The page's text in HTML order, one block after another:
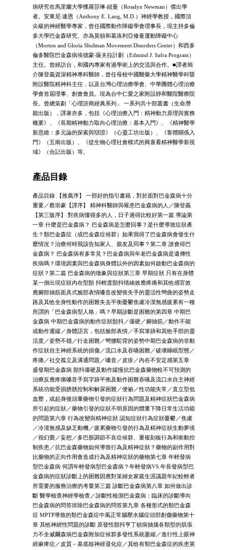
病研究在馬里蘭大學獲羅莎琳‧紐曼（Rosalyn Newman）傑出學
者。安東尼‧連恩（Anthony E. Lang, M.D.）神經學教授，國際頂
尖級的神經醫學專家，曾任國際動作障礙學會理事長，現主持多倫
多大學巴金森研究、亦為莫頓和葛洛利亞修曼運動障礙中心
（Morton and Gloria Shulman Movement Disorders Center）和西多
倫多醫院巴金森病埃德蒙‧薩夫拉計劃（Edmind J. Safra Program）
主任。曾經訪台，和國內專家有過學術上的交流與合作。■譯者簡
介陳登義資深精神專科醫師，曾任母校中國醫藥大學精神醫學科暨
附設醫院精神科主任，以及台灣心理治療學會、中華團體心理治療
學會首屆理事、創會會員。現為台中仁愛之家附設靜和醫院醫療院
長。曾總策劃「心理諮商經典系列」 一系列共十部叢書（生命潛
能出版），譯著亦多，包括《心理治療入門：精神動力原理與實務
概要》、《長期精神動力取向心理治療：基本入門》、《精神醫學
新思維：多元論的探索與辯證》（心靈工坊出版）、《客體關係入
門》（五南出版）、《從生物心理社會模式的興衰看精神醫學新視
域》（合記出版）等。
產品目錄
產品目錄 【推薦序】 一部好的指引書籍，對於面對巴金森病十分
重要／蔡崇豪【譯序】 精神科醫師與罹患巴金森病的人／陳登義
【第三版序】 對疾病懂很多的人，日子過得比較好第一篇 導論第
一章 什麼是巴金森病？ 巴金森病是怎麼回事？是什麼導致症狀產
生？類巴金森症（或巴金森症候群）如果我得了巴金森病會發生什
麼情況？治療何時我該告知家人、親友及同事？第二章 誰會得巴
金森病？ 巴金森病有多常見？巴金森病與年老巴金森病是遺傳性
疾病嗎？環境因素與巴金森病身體以外的因素如何啟動巴金森病的
症狀？第二篇 巴金森病的徵象與症狀第三章 早期症狀 只有在身體
某一側出現症狀內在型顫 抖輕度顫抖情緒效應疼痛和其他感官效
應腳部抽筋面具式臉部表情嗓音改變喪失手的靈活性彎曲的姿勢走
路及其他全身性動作的困難失去平衡憂鬱焦慮冷漠無感疲累有一種
所謂的「巴金森病型人格」嗎？早期診斷是困難的第四章 中期巴
金森病 中期巴金森病的動作症狀顫抖／僵硬／腳抽筋／動作不能
或動作遲緩／身體語言，包括臉部表情／手寫筆跡和其他手部的靈
活度／姿勢不穩／行走困難／彎腰駝背的姿勢中期巴金森病的非動
作症狀自主神經系統的損傷／流口水及吞嚥困難／破壞睡眠型態／
疼痛／社交孤立及溝通問題／嗓音／皮疹／內在不安定感第五章
盛發期巴金森病 顫抖僵硬及動作緩慢抗巴金森藥物較不可預測的
治療反應疼痛嗓音手寫字跡平衡及動作困難吞嚥及流口水自主神經
系統功能受損膀胱控制和解尿困難／便祕／性功能失常／直立型低
血壓，或起身後頭暈藥物引發的症狀行為問題及精神症狀巴金森病
所引起的症狀／藥物引發的症狀不明原因的體重下降日常生活功能
的問題第六章 行為改變與精神症狀 認知症狀行為症狀憂鬱／焦慮
／冷漠無感及缺乏動機／疲累藥物引發的行為及精神症狀生動夢境
／視幻覺／妄想／多巴胺調節不良症候群、重複刻板行為和衝動控
制疾患／抗巴金森藥物如何導致行為及精神症狀？藥物的副作用對
比藥物的正向作用會造成行為及精神症狀的藥物第七章 年輕發病
型巴金森病 何謂年輕發病型巴金森病？年輕發病VS.年長發病型巴
金森病的症狀診斷上的困難因應對策婦女家庭生涯議題年紀較輕者
所需要的服務治療的考量第三篇 診斷巴金森病第八章 如何做出診
斷 醫學檢查神經學檢查／診斷性檢測巴金森病：臨床的診斷導向
巴金森病的問答排除巴金森病的問答第九章 各種形式的類巴金森
症 MPTP導致的類巴金森症中風正常腦壓水腦症頭部創傷藥物第十
章 其他神經性問題的診斷 原發性顫抖亨丁頓病抽搐各類型的肌張
力不全威爾森病巴金森附加症候群多發性系統萎縮／進行性上眼神
經麻痺症／皮質－基底核神經退化症／其他有類巴金森症的疾患第